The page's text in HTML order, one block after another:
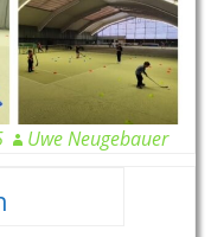
Uwe Neugebauer